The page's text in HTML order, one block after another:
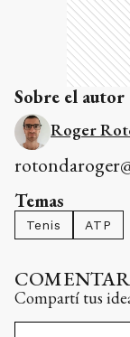
Sobre el autor
Roger
Temas
Tenis ATP
Compartí tus